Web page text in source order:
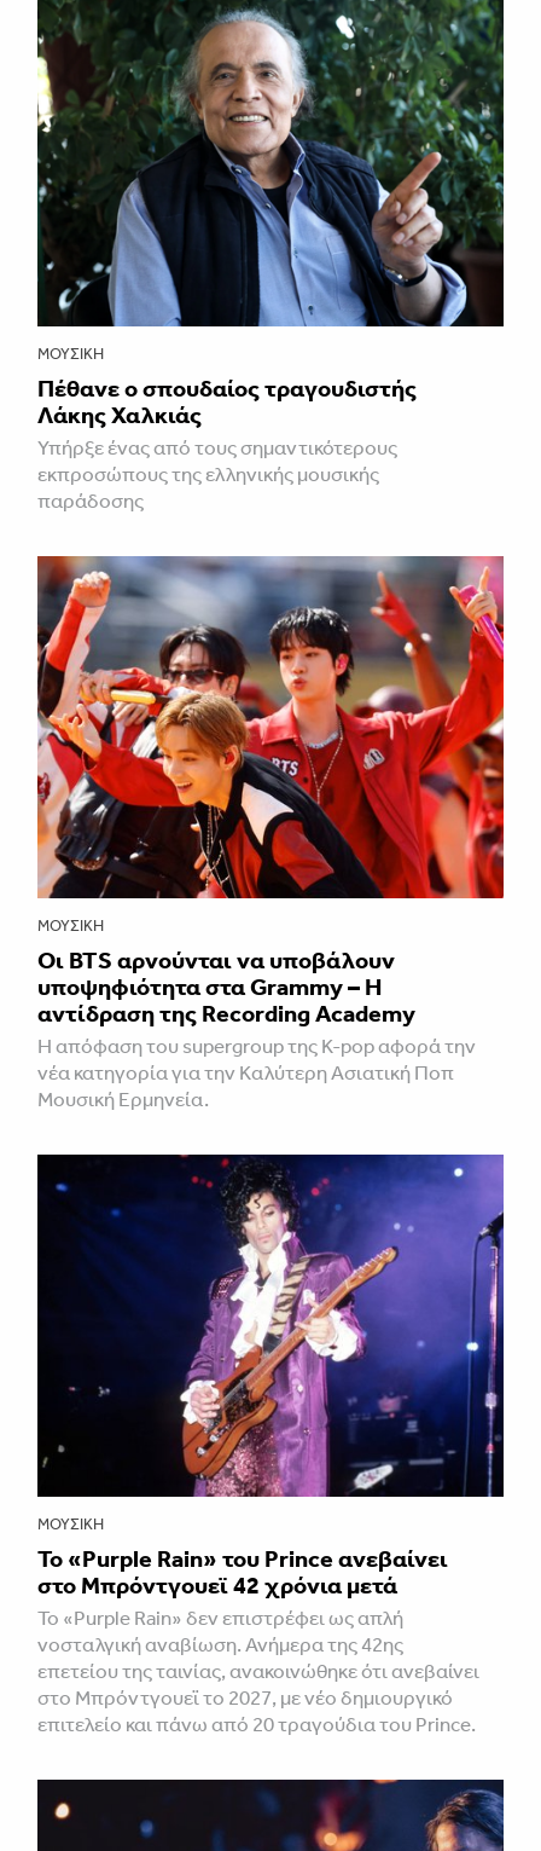
ΜΟΥΣΙΚΉ
Πέθανε ο σπουδαίος τραγουδιστής
Λάκης Χαλκιάς
Υπήρξε ένας από τους σημαντικότερους
εκπροσώπους της ελληνικής μουσικής
παράδοσης
ΜΟΥΣΙΚΉ
Οι BTS αρνούνται να υποβάλουν
υποψηφιότητα στα Grammy – Η
αντίδραση της Recording Academy
Η απόφαση του supergroup της K-pop αφορά την
νέα κατηγορία για την Καλύτερη Ασιατική Ποπ
Μουσική Ερμηνεία.
ΜΟΥΣΙΚΉ
Το «Purple Rain» του Prince ανεβαίνει
στο Μπρόντγουεϊ 42 χρόνια μετά
Το «Purple Rain» δεν επιστρέφει ως απλή
νοσταλγική αναβίωση. Ανήμερα της 42ης
επετείου της ταινίας, ανακοινώθηκε ότι ανεβαίνει
στο Μπρόντγουεϊ το 2027, με νέο δημιουργικό
επιτελείο και πάνω από 20 τραγούδια του Prince.